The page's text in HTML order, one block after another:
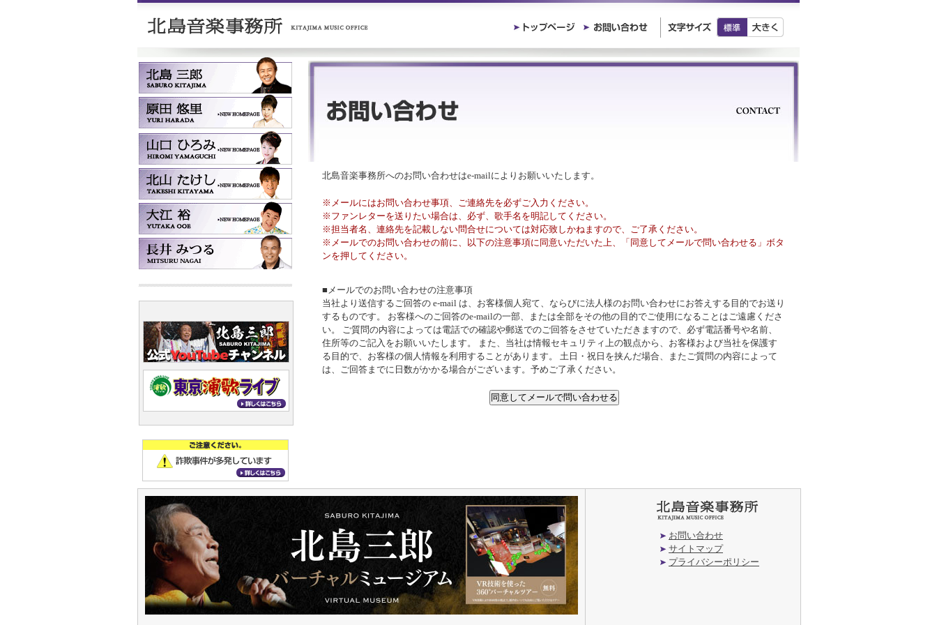
北島音楽事務所へのお問い合わせはe-mailによりお願いいたします。
※メールにはお問い合わせ事項、ご連絡先を必ずご入力ください。
※ファンレターを送りたい場合は、必ず、歌手名を明記してください。
※担当者名、連絡先を記載しない問合せについては対応致しかねますので、ご了承ください。
※メールでのお問い合わせの前に、以下の注意事項に同意いただいた上、「同意してメールで問い合わせる」ボタ
ンを押してください。
■メールでのお問い合わせの注意事項
当社より送信するご回答の e-mail は、お客様個人宛て、ならびに法人様のお問い合わせにお答えする目的でお送り
するものです。 お客様へのご回答のe-mailの一部、または全部をその他の目的でご使用になることはご遠慮くださ
い。 ご質問の内容によっては電話での確認や郵送でのご回答をさせていただきますので、必ず電話番号や名前、
住所等のご記入をお願いいたします。 また、当社は情報セキュリティ上の観点から、お客様および当社を保護す
る目的で、お客様の個人情報を利用することがあります。 土日・祝日を挟んだ場合、またご質問の内容によって
は、ご回答までに日数がかかる場合がございます。予めご了承ください。
お問い合わせ
サイトマップ
プライバシーポリシー